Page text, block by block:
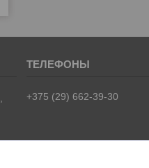
+375 (29) 662-39-30